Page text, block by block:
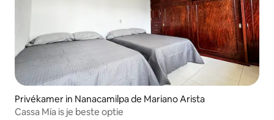
Privékamer in Nanacamilpa de Mariano Arista
Cassa Mía is je beste optie